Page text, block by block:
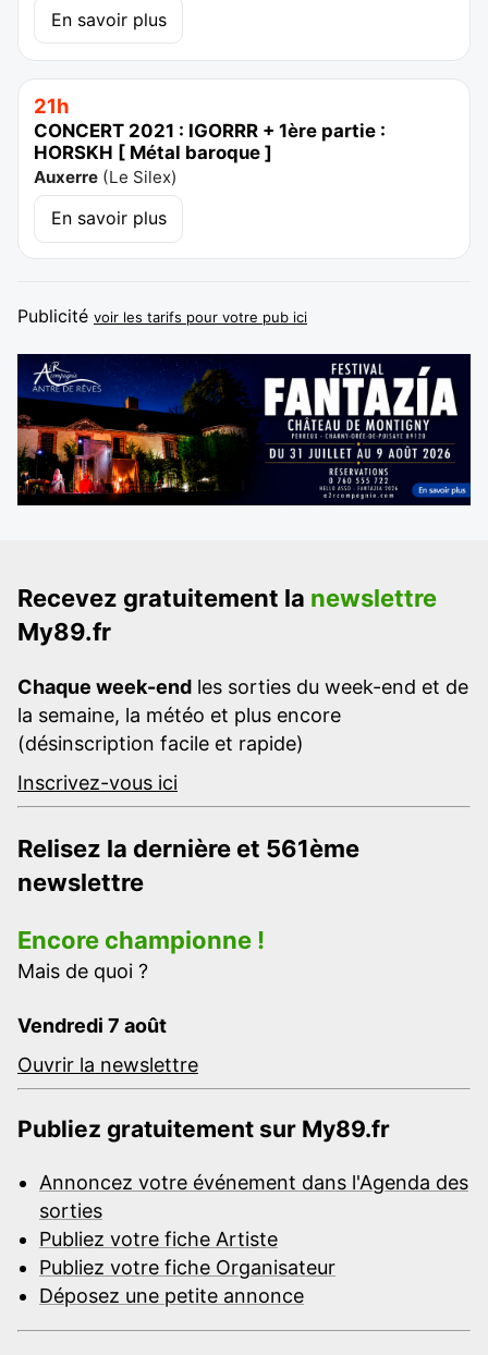
En savoir plus
21h
CONCERT 2021 : IGORRR + 1ère partie :
HORSKH [ Métal baroque ]
Auxerre (Le Silex)
En savoir plus
Publicité voir les tarifs pour votre pub ici
Recevez gratuitement la newslettre
My89.fr
Chaque week-end les sorties du week-end et de
la semaine, la météo et plus encore
(désinscription facile et rapide)
Inscrivez-vous ici
Relisez la dernière et 561ème
newslettre
Encore championne !
Mais de quoi ?
Vendredi 7 août
Ouvrir la newslettre
Publiez gratuitement sur My89.fr
Annoncez votre événement dans l'Agenda des
sorties
Publiez votre fiche Artiste
Publiez votre fiche Organisateur
Déposez une petite annonce